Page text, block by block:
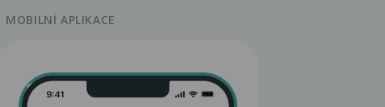
MOBILNÍ APLIKACE